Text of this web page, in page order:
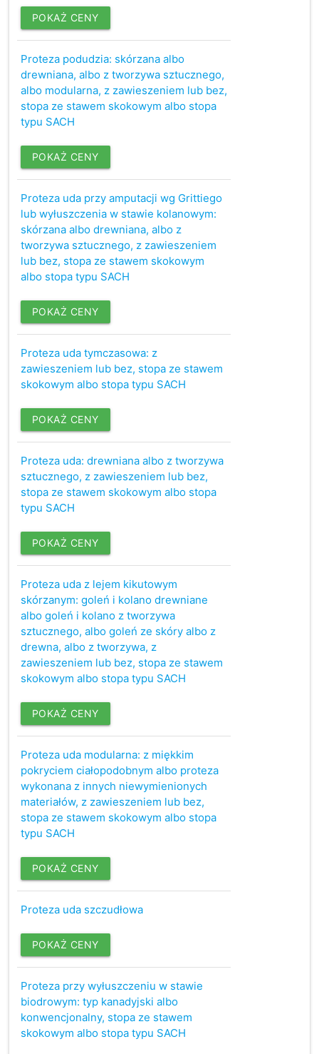
POKAŻ CENY
Proteza podudzia: skórzana albo
drewniana, albo z tworzywa sztucznego,
albo modularna, z zawieszeniem lub bez,
stopa ze stawem skokowym albo stopa
typu SACH
POKAŻ CENY
Proteza uda przy amputacji wg Grittiego
lub wyłuszczenia w stawie kolanowym:
skórzana albo drewniana, albo z
tworzywa sztucznego, z zawieszeniem
lub bez, stopa ze stawem skokowym
albo stopa typu SACH
POKAŻ CENY
Proteza uda tymczasowa: z
zawieszeniem lub bez, stopa ze stawem
skokowym albo stopa typu SACH
POKAŻ CENY
Proteza uda: drewniana albo z tworzywa
sztucznego, z zawieszeniem lub bez,
stopa ze stawem skokowym albo stopa
typu SACH
POKAŻ CENY
Proteza uda z lejem kikutowym
skórzanym: goleń i kolano drewniane
albo goleń i kolano z tworzywa
sztucznego, albo goleń ze skóry albo z
drewna, albo z tworzywa, z
zawieszeniem lub bez, stopa ze stawem
skokowym albo stopa typu SACH
POKAŻ CENY
Proteza uda modularna: z miękkim
pokryciem ciałopodobnym albo proteza
wykonana z innych niewymienionych
materiałów, z zawieszeniem lub bez,
stopa ze stawem skokowym albo stopa
typu SACH
POKAŻ CENY
Proteza uda szczudłowa
POKAŻ CENY
Proteza przy wyłuszczeniu w stawie
biodrowym: typ kanadyjski albo
konwencjonalny, stopa ze stawem
skokowym albo stopa typu SACH